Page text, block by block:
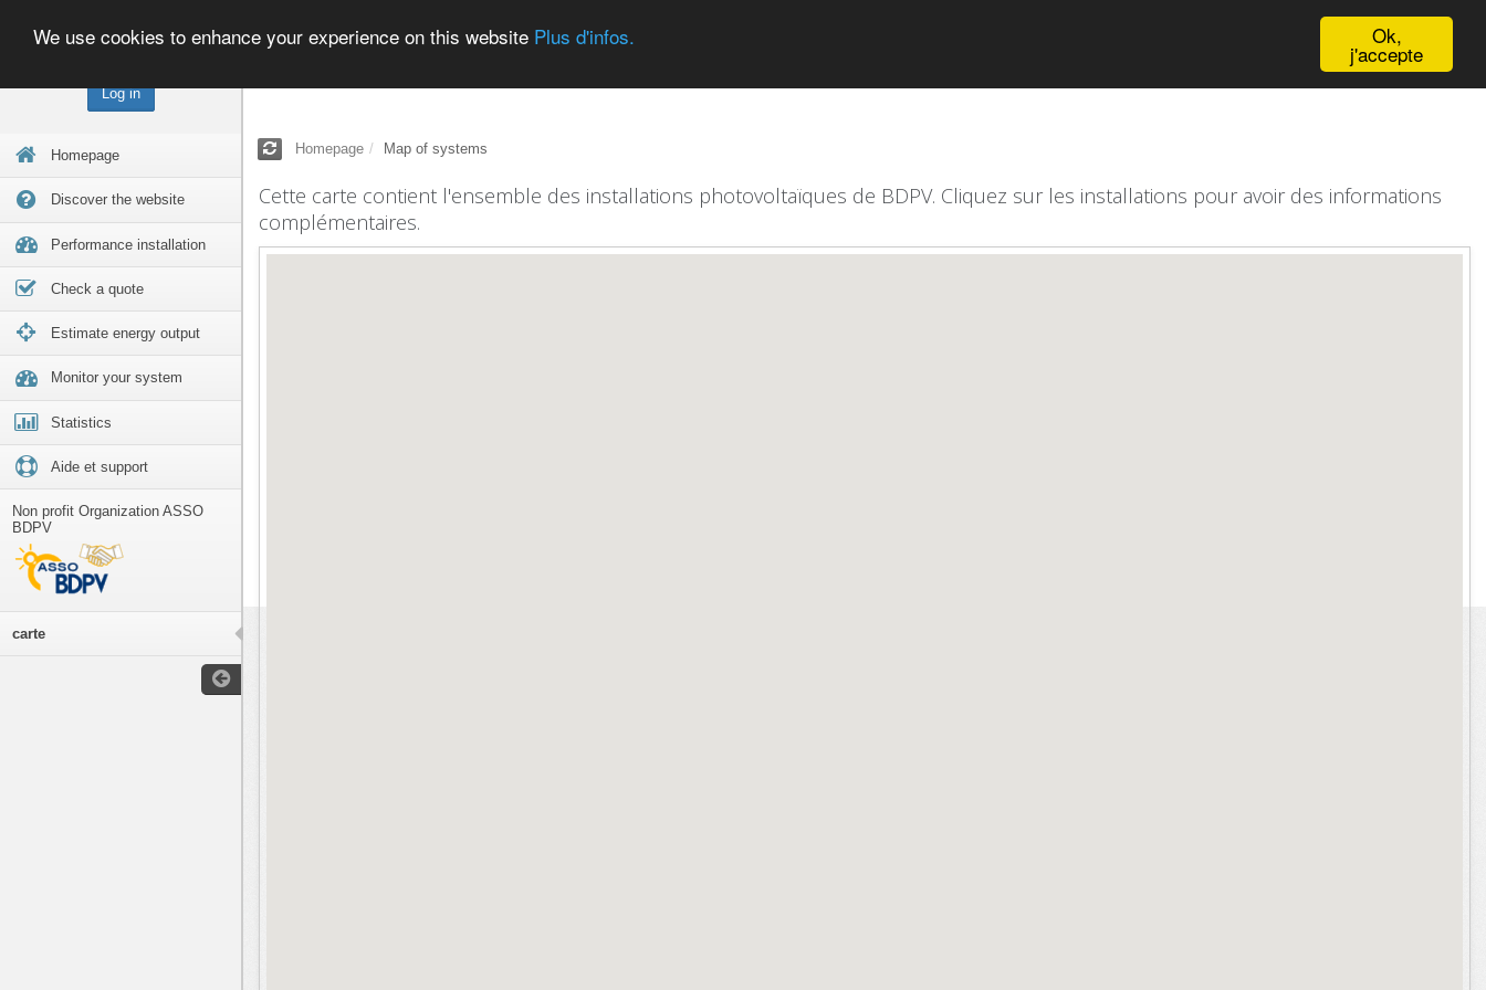
Log in
Homepage
Discover the website
Performance installation
Check a quote
Estimate energy output
Monitor your system
Statistics
Aide et support
Non profit Organization ASSO
BDPV
carte
Ok,
j'accepte
We use cookies to enhance your experience on this website Plus d'infos.
Homepage Map of systems
Cette carte contient l'ensemble des installations photovoltaïques de BDPV. Cliquez sur les installations pour avoir des informations
complémentaires.